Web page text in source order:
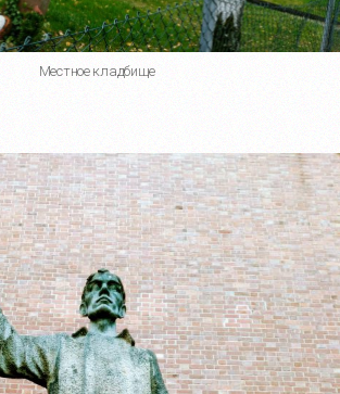
Местное кладбище